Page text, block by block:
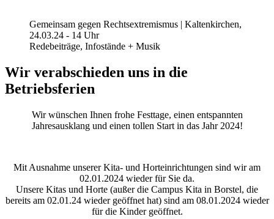
Gemeinsam gegen Rechtsextremismus | Kaltenkirchen,
24.03.24 - 14 Uhr
Redebeiträge, Infostände + Musik
Wir verabschieden uns in die
Betriebsferien
Wir wünschen Ihnen frohe Festtage, einen entspannten
Jahresausklang und einen tollen Start in das Jahr 2024!
Mit Ausnahme unserer Kita- und Horteinrichtungen sind wir am
02.01.2024 wieder für Sie da.
Unsere Kitas und Horte (außer die Campus Kita in Borstel, die
bereits am 02.01.24 wieder geöffnet hat) sind am 08.01.2024 wieder
für die Kinder geöffnet.